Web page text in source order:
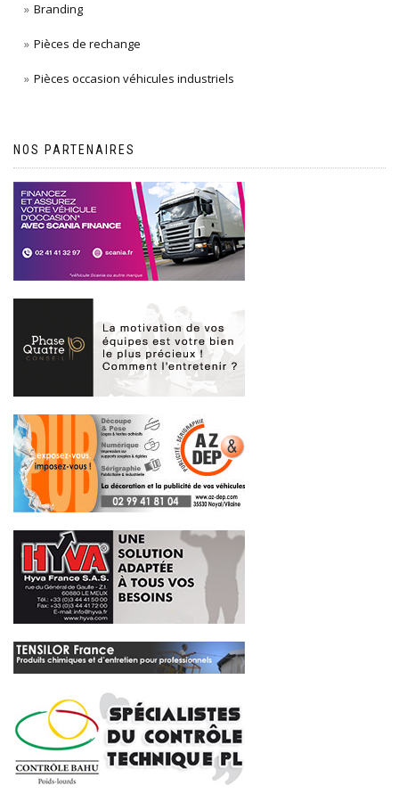
Branding
Pièces de rechange
Pièces occasion véhicules industriels
NOS PARTENAIRES